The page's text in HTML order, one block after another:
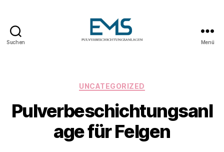
Suchen Menü
Kategorien
UNCATEGORIZED
Pulverbeschichtungsanl
age für Felgen